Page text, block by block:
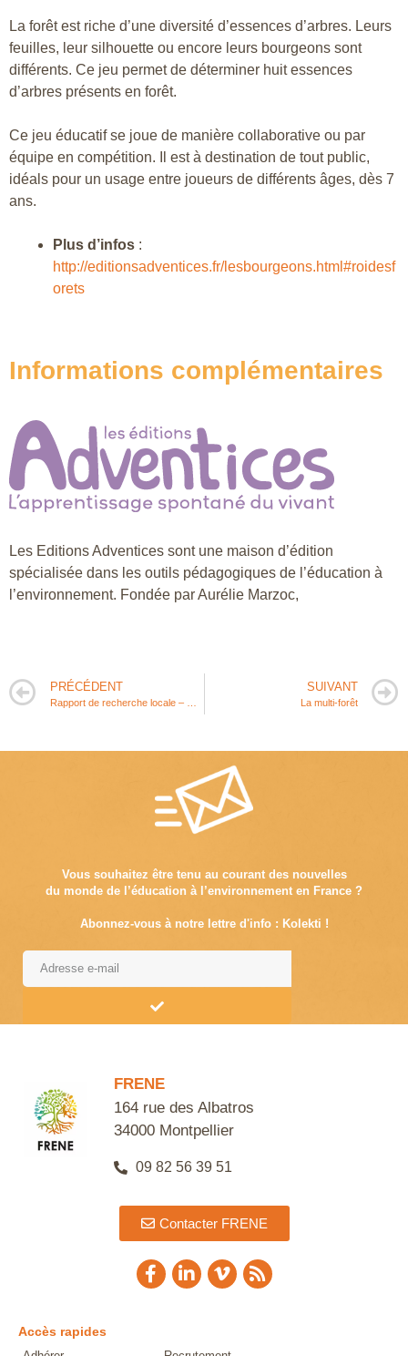
La forêt est riche d’une diversité d’essences d’arbres. Leurs
feuilles, leur silhouette ou encore leurs bourgeons sont
différents. Ce jeu permet de déterminer huit essences
d’arbres présents en forêt.
Ce jeu éducatif se joue de manière collaborative ou par
équipe en compétition. Il est à destination de tout public,
idéals pour un usage entre joueurs de différents âges, dès 7
ans.
Plus d’infos :
http://editionsadventices.fr/lesbourgeons.html#roidesf
orets
Informations complémentaires
Les Editions Adventices sont une maison d’édition
spécialisée dans les outils pédagogiques de l’éducation à
l’environnement. Fondée par Aurélie Marzoc,
PRÉCÉDENT SUIVANT
La multi-forêt
Vous souhaitez être tenu au courant des nouvelles
du monde de l’éducation à l’environnement en France ?
Abonnez-vous à notre lettre d'info : Kolekti !
FRENE
164 rue des Albatros
34000 Montpellier
09 82 56 39 51
Contacter FRENE
Accès rapides